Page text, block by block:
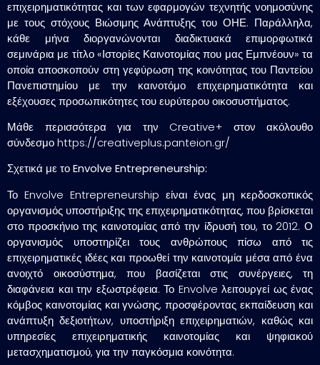
επιχειρηματικότητας και των εφαρμογών τεχνητής νοημοσύνης
με τους στόχους Βιώσιμης Ανάπτυξης του ΟΗΕ. Παράλληλα,
κάθε μήνα διοργανώνονται διαδικτυακά επιμορφωτικά
σεμινάρια με τίτλο «Ιστορίες Καινοτομίας που μας Εμπνέουν» τα
οποία αποσκοπούν στη γεφύρωση της κοινότητας του Παντείου
Πανεπιστημίου με την καινοτόμο επιχειρηματικότητα και
εξέχουσες προσωπικότητες του ευρύτερου οικοσυστήματος.
Μάθε περισσότερα για την Creative+ στον ακόλουθο
σύνδεσμο https://creativeplus.panteion.gr/
Σχετικά με τοEnvolve Entrepreneurship:
Το Envolve Entrepreneurship είναι ένας μη κερδοσκοπικός
οργανισμός υποστήριξης της επιχειρηματικότητας, που βρίσκεται
στο προσκήνιο της καινοτομίας από την ίδρυσή του, το 2012. Ο
οργανισμός υποστηρίζει τους ανθρώπους πίσω από τις
επιχειρηματικές ιδέες και προωθεί την καινοτομία μέσα από ένα
ανοιχτό οικοσύστημα, που βασίζεται στις συνέργειες, τη
διαφάνεια και την εξωστρέφεια. Το Envolve λειτουργεί ως ένας
κόμβος καινοτομίας και γνώσης, προσφέροντας εκπαίδευση και
ανάπτυξη δεξιοτήτων, υποστήριξη επιχειρηματιών, καθώς και
υπηρεσίες επιχειρηματικής καινοτομίας και ψηφιακού
μετασχηματισμού, για την παγκόσμια κοινότητα.